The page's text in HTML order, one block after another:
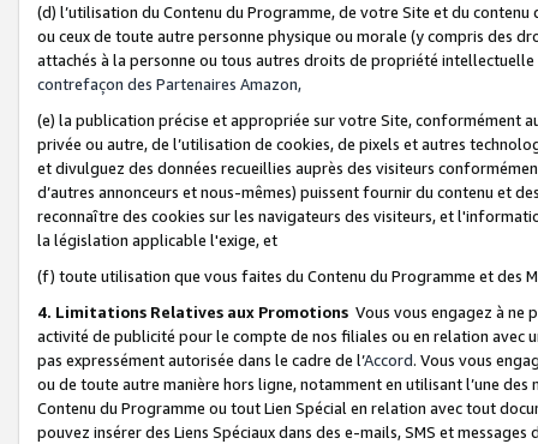
(d) l’utilisation du Contenu du Programme, de votre Site et du
ou ceux de toute autre personne physique ou morale (y compris des
attachés à la personne ou tous autres droits de propriété
contrefaçon des Partenaires Amazon,
(e) la publication précise et appropriée sur votre Site, conformément
privée ou autre, de l’utilisation de cookies, de pixels et autres
et divulguez des données recueillies auprès des visiteurs
d’autres annonceurs et nous-mêmes) puissent fournir du contenu et
reconnaître des cookies sur les navigateurs des visiteurs, et
la législation applicable l'exige, et
(f) toute utilisation que vous faites du Contenu du Programme et des
4. Limitations Relatives aux Promotions Vous vous engagez à ne
activité de publicité pour le compte de nos filiales ou en relation avec
pas expressément autorisée dans le cadre de l’Accord. Vous vous
ou de toute autre manière hors ligne, notamment en utilisant l’une
Contenu du Programme ou tout Lien Spécial en relation avec tout
pouvez insérer des Liens Spéciaux dans des e-mails, SMS et